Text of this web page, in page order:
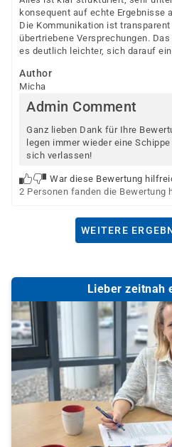
konsequent auf echte Ergebnisse
Die Kommunikation ist
übertriebene Versprechungen.
es deutlich leichter, sich darauf
Author
Micha
Admin Comment
Ganz lieben Dank für Ihre
legen immer wieder eine
sich verlassen!
War diese Bewertung
2 Personen fanden die Bewertung
WEITERE
Lieber zeitnah